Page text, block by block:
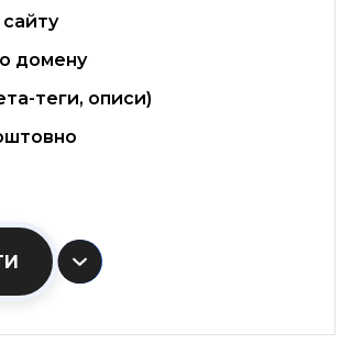
домену
теги, описи)